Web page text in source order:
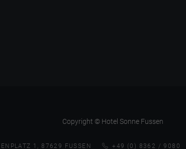
Copyright © Hotel Sonne Fussen
1, 87629 FUSSEN +49 (0) 8362 / 9080